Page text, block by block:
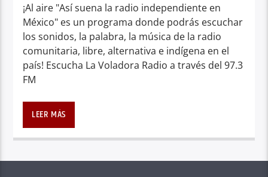
¡Al aire "Así suena la radio independiente en
México" es un programa donde podrás escuchar
los sonidos, la palabra, la música de la radio
comunitaria, libre, alternativa e indígena en el
país! Escucha La Voladora Radio a través del 97.3
FM
LEER MÁS